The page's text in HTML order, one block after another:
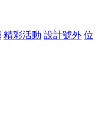
精彩活動 設計號外 位